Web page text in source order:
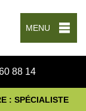
MENU
88 14
: SPÉCIALISTE